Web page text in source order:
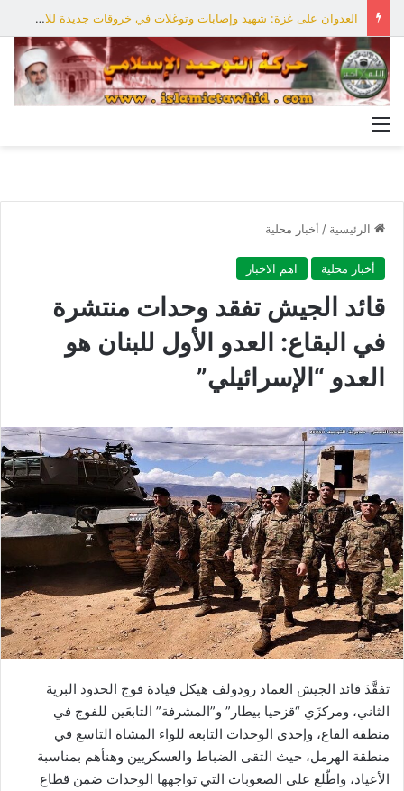
العدوان على غزة: شهيد وإصابات وتوغلات في خروقات جديدة للاحتلال
الرئيسية / أخبار محلية
أخبار محلية اهم الاخبار
قائد الجيش تفقد وحدات منتشرة
في البقاع: العدو الأول للبنان هو
العدو “الإسرائيلي”
تفقَّدَ قائد الجيش العماد رودولف هيكل قيادة فوج الحدود البرية
الثاني، ومركزَي “قزحيا بيطار” و”المشرفة” التابعَين للفوج في
منطقة القاع، وإحدى الوحدات التابعة للواء المشاة التاسع في
منطقة الهرمل، حيث التقى الضباط والعسكريين وهنأهم بمناسبة
الأعياد، واطّلع على الصعوبات التي تواجهها الوحدات ضمن قطاع